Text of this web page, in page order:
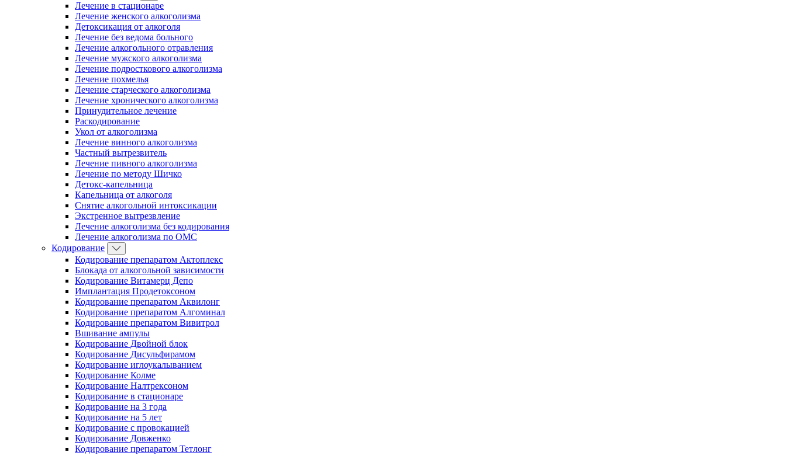
Лечение в стационаре
Лечение женского алкоголизма
Детоксикация от алкоголя
Лечение без ведома больного
Лечение алкогольного отравления
Лечение мужского алкоголизма
Лечение подросткового алкоголизма
Лечение похмелья
Лечение старческого алкоголизма
Лечение хронического алкоголизма
Принудительное лечение
Раскодирование
Укол от алкоголизма
Лечение винного алкоголизма
Частный вытрезвитель
Лечение пивного алкоголизма
Лечение по методу Шичко
Детокс-капельница
Капельница от алкоголя
Снятие алкогольной интоксикации
Экстренное вытрезвление
Лечение алкоголизма без кодирования
Лечение алкоголизма по ОМС
Кодирование
Кодирование препаратом Актоплекс
Блокада от алкогольной зависимости
Кодирование Витамерц Депо
Имплантация Продетоксоном
Кодирование препаратом Аквилонг
Кодирование препаратом Алгоминал
Кодирование препаратом Вивитрол
Вшивание ампулы
Кодирование Двойной блок
Кодирование Дисульфирамом
Кодирование иглоукалыванием
Кодирование Колме
Кодирование Налтрексоном
Кодирование в стационаре
Кодирование на 3 года
Кодирование на 5 лет
Кодирование с провокацией
Кодирование Довженко
Кодирование препаратом Тетлонг